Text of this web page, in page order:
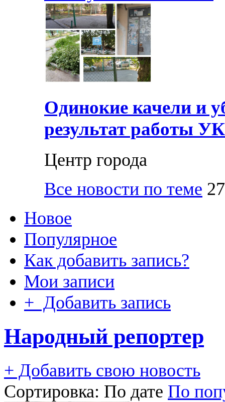
Одинокие качели и
результат работы
Центр города
Все новости по теме
Новое
Популярное
Как добавить запись?
Мои записи
+ Добавить запись
Народный репортер
+ Добавить свою новость
Сортировка: По дате По